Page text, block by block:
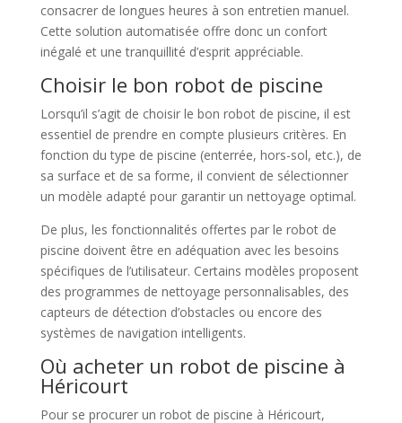
consacrer de longues heures à son entretien manuel.
Cette solution automatisée offre donc un confort
inégalé et une tranquillité d’esprit appréciable.
Choisir le bon robot de piscine
Lorsqu’il s’agit de choisir le bon robot de piscine, il est
essentiel de prendre en compte plusieurs critères. En
fonction du type de piscine (enterrée, hors-sol, etc.), de
sa surface et de sa forme, il convient de sélectionner
un modèle adapté pour garantir un nettoyage optimal.
De plus, les fonctionnalités offertes par le robot de
piscine doivent être en adéquation avec les besoins
spécifiques de l’utilisateur. Certains modèles proposent
des programmes de nettoyage personnalisables, des
capteurs de détection d’obstacles ou encore des
systèmes de navigation intelligents.
Où acheter un robot de piscine à
Héricourt
Pour se procurer un robot de piscine à Héricourt,